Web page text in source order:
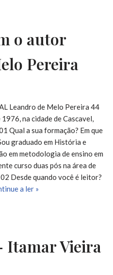
o autor
Pereira
Leandro de Melo Pereira 44
na cidade de Cascavel,
Qual a sua formação? Em que
graduado em História e
em metodologia de ensino em
curso duas pós na área de
Desde quando você é leitor?
a ler »
Itamar Vieira